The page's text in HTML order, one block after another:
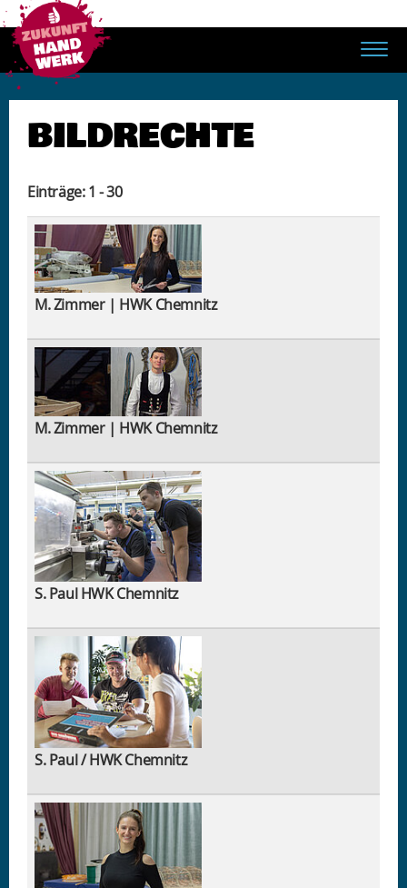
BILDRECHTE
Einträge: 1 - 30
M. Zimmer | HWK Chemnitz
M. Zimmer | HWK Chemnitz
S. Paul HWK Chemnitz
S. Paul / HWK Chemnitz